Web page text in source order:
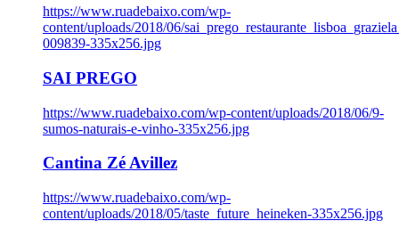
https://www.ruadebaixo.com/wp-
content/uploads/2018/06/
009839-335x256.jpg
SAI PREGO
https://www.ruadebaixo.com/wp-content/uploads/2018/06/9-
sumos-naturais-e-vinho-335x256.jpg
Cantina Zé Avillez
https://www.ruadebaixo.com/wp-
content/uploads/2018/05/taste_future_heineken-335x256.jpg